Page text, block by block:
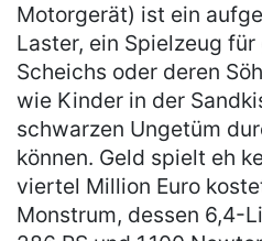
Motorgerät) ist ein
Laster, ein Spielzeug
Scheichs oder deren
wie Kinder in der
schwarzen Ungetüm
können. Geld spielt eh
viertel Million Euro
Monstrum, dessen 6,4-